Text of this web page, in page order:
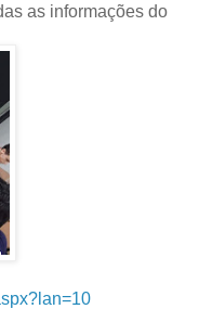
as informações do